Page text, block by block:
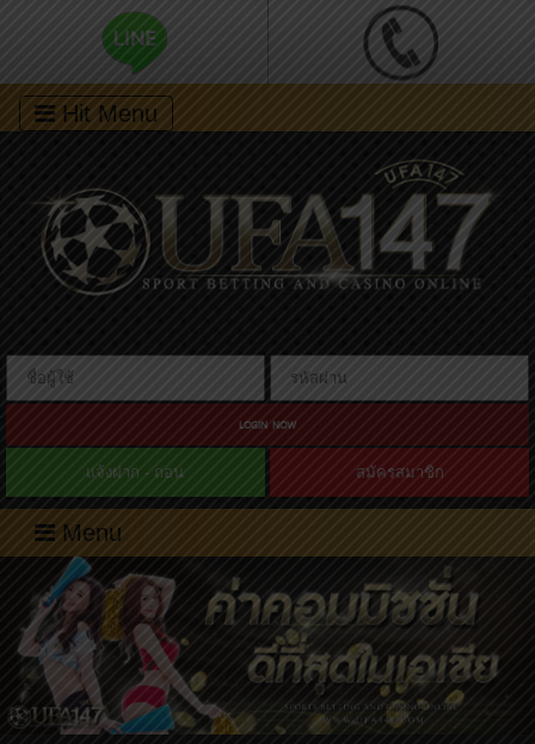
Hit Menu
LOGIN NOW
แจ้งฝาก - ถอน สมัครสมาชิก
Menu